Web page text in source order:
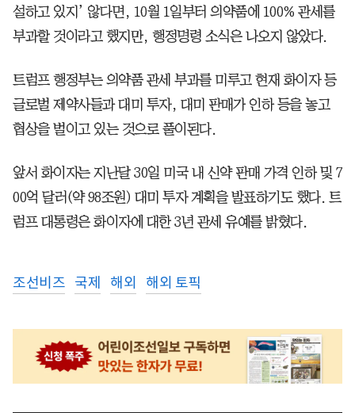
설하고 있지’ 않다면, 10월 1일부터 의약품에 100% 관세를
부과할 것이라고 했지만, 행정명령 소식은 나오지 않았다.
트럼프 행정부는 의약품 관세 부과를 미루고 현재 화이자 등
글로벌 제약사들과 대미 투자, 대미 판매가 인하 등을 놓고
협상을 벌이고 있는 것으로 풀이된다.
앞서 화이자는 지난달 30일 미국 내 신약 판매 가격 인하 및 7
00억 달러(약 98조원) 대미 투자 계획을 발표하기도 했다. 트
럼프 대통령은 화이자에 대한 3년 관세 유예를 밝혔다.
조선비즈 국제 해외 해외 토픽